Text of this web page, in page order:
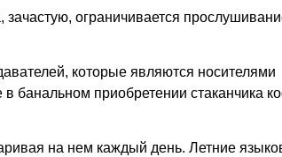
зачастую, ограничивается
которые являются носителями
банальном приобретении стаканчика
на нем каждый день. Летние